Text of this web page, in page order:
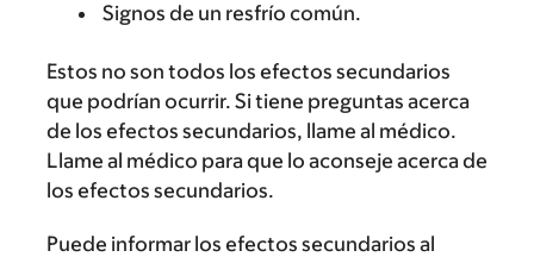
Signos de un resfrío común.
Estos no son todos los efectos secundarios
que podrían ocurrir. Si tiene preguntas acerca
de los efectos secundarios, llame al médico.
Llame al médico para que lo aconseje acerca de
los efectos secundarios.
Puede informar los efectos secundarios al